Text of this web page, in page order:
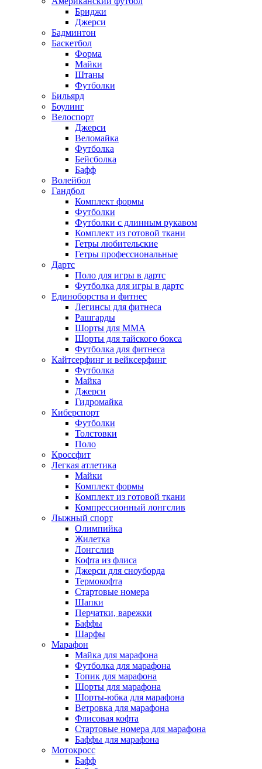
Бриджи
Джерси
Бадминтон
Баскетбол
Форма
Майки
Штаны
Футболки
Бильярд
Боулинг
Велоспорт
Джерси
Веломайка
Футболка
Бейсболка
Бафф
Волейбол
Гандбол
Комплект формы
Футболки
Футболки с длинным рукавом
Комплект из готовой ткани
Гетры любительские
Гетры профессиональные
Дартс
Поло для игры в дартс
Футболка для игры в дартс
Единоборства и фитнес
Легинсы для фитнеса
Рашгарды
Шорты для MMA
Шорты для тайского бокса
Футболка для фитнеса
Кайтсерфинг и вейксерфинг
Футболка
Майка
Джерси
Гидромайка
Киберспорт
Футболки
Толстовки
Поло
Кроссфит
Легкая атлетика
Майки
Комплект формы
Комплект из готовой ткани
Компрессионный лонгслив
Лыжный спорт
Олимпийка
Жилетка
Лонгслив
Кофта из флиса
Джерси для сноуборда
Термокофта
Стартовые номера
Шапки
Перчатки, варежки
Баффы
Шарфы
Марафон
Майка для марафона
Футболка для марафона
Топик для марафона
Шорты для марафона
Шорты-юбка для марафона
Ветровка для марафона
Флисовая кофта
Стартовые номера для марафона
Баффы для марафона
Мотокросс
Бафф